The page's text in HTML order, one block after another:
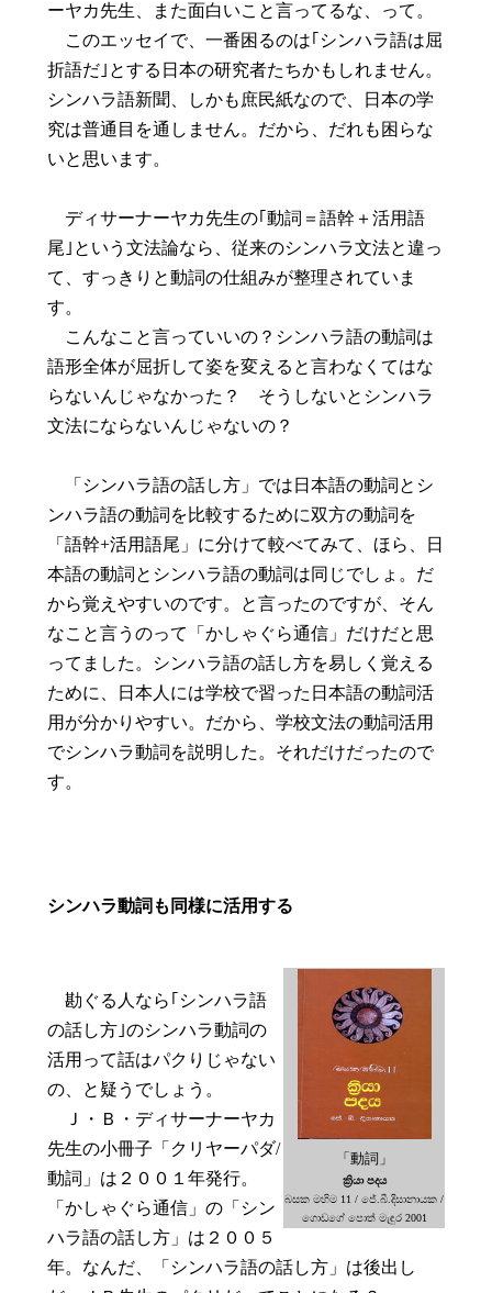
ーヤカ先生、また面白いこと言ってるな、って。
このエッセイで、一番困るのは｢シンハラ語は屈
折語だ｣とする日本の研究者たちかもしれません。
シンハラ語新聞、しかも庶民紙なので、日本の学
究は普通目を通しません。だから、だれも困らな
いと思います。
ディサーナーヤカ先生の｢動詞＝語幹＋活用語
尾｣という文法論なら、従来のシンハラ文法と違っ
て、すっきりと動詞の仕組みが整理されていま
す。
こんなこと言っていいの？シンハラ語の動詞は
語形全体が屈折して姿を変えると言わなくてはな
らないんじゃなかった？ そうしないとシンハラ
文法にならないんじゃないの？
「シンハラ語の話し方」では日本語の動詞とシ
ンハラ語の動詞を比較するために双方の動詞を
「語幹+活用語尾」に分けて較べてみて、ほら、日
本語の動詞とシンハラ語の動詞は同じでしょ。だ
から覚えやすいのです。と言ったのですが、そん
なこと言うのって「かしゃぐら通信」だけだと思
ってました。シンハラ語の話し方を易しく覚える
ために、日本人には学校で習った日本語の動詞活
用が分かりやすい。だから、学校文法の動詞活用
でシンハラ動詞を説明した。それだけだったので
す。
シンハラ動詞も同様に活用する
「動詞」
ක්‍රියා පදය
බසක මහිම 11 / ජේ.බී.දිසානායක /
ගොඩගේ පොත් මැඳුර 2001
勘ぐる人なら｢シンハラ語
の話し方｣のシンハラ動詞の
活用って話はパクりじゃない
の、と疑うでしょう。
Ｊ・Ｂ・ディサーナーヤカ
先生の小冊子「クリヤーパダ/
動詞」は２００１年発行。
「かしゃぐら通信」の「シン
ハラ語の話し方」は２００５
年。なんだ、「シンハラ語の話し方」は後出し